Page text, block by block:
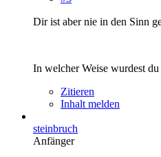
Dir ist aber nie in den Sinn
In welcher Weise wurdest
Zitieren
Inhalt melden
steinbruch
Anfänger